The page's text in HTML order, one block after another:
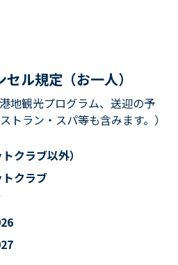
ル規定（お一人）
地観光プログラム、送迎の予
トラン・スパ等も含みます。）
クラブ以外）
クラブ